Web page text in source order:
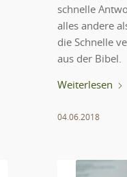
schnelle
alles andere
die Schnelle
aus der Bibel.
Weiterlesen
04.06.2018